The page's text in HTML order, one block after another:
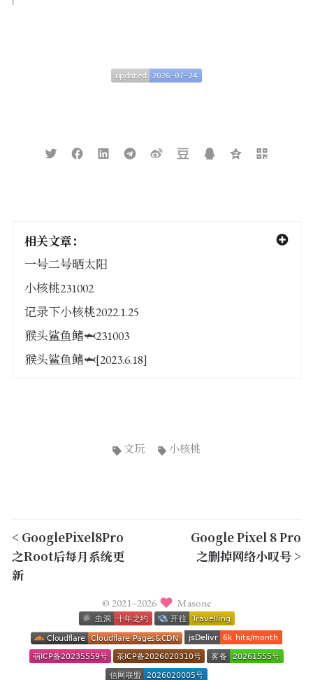
updated
updated 2026-07-24
2026-07-24
相关文章：
一号二号晒太阳
小核桃231002
记录下小核桃2022.1.25
猴头鲨鱼鳍🦈231003
猴头鲨鱼鳍🦈[2023.6.18]
文玩 小核桃
< GooglePixel8Pro
之Root后每月系统更
新
Google Pixel 8 Pro
之删掉网络小叹号 >
© 2021–2026 Masone